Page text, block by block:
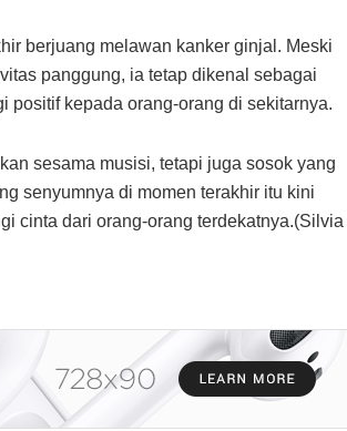
berjuang melawan kanker ginjal. Meski
panggung, ia tetap dikenal sebagai
positif kepada orang-orang di sekitarnya.
sesama musisi, tetapi juga sosok yang
senyumnya di momen terakhir itu kini
cinta dari orang-orang terdekatnya.(Silvia